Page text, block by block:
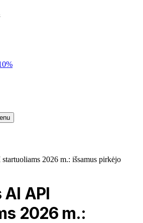
2026 m.: išsamus pirkėjo
API
2026 m.: